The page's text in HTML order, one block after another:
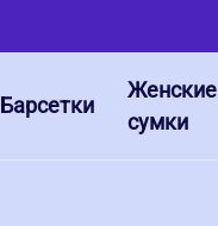
Барсетки
Женские
сумки